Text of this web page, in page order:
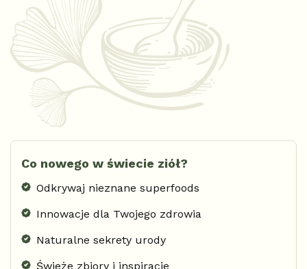
Co nowego w świecie ziół?
Odkrywaj nieznane superfoods
Innowacje dla Twojego zdrowia
Naturalne sekrety urody
Świeże zbiory i inspiracje